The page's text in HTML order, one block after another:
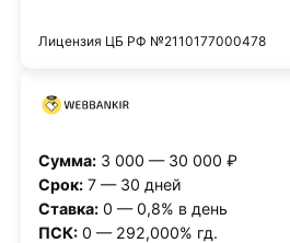
Лицензия ЦБ РФ №2110177000478
Сумма:3 000 — 30 000 ₽
Срок:7 — 30 дней
Ставка:0 — 0,8% в день
ПСК:0 — 292,000% гд.